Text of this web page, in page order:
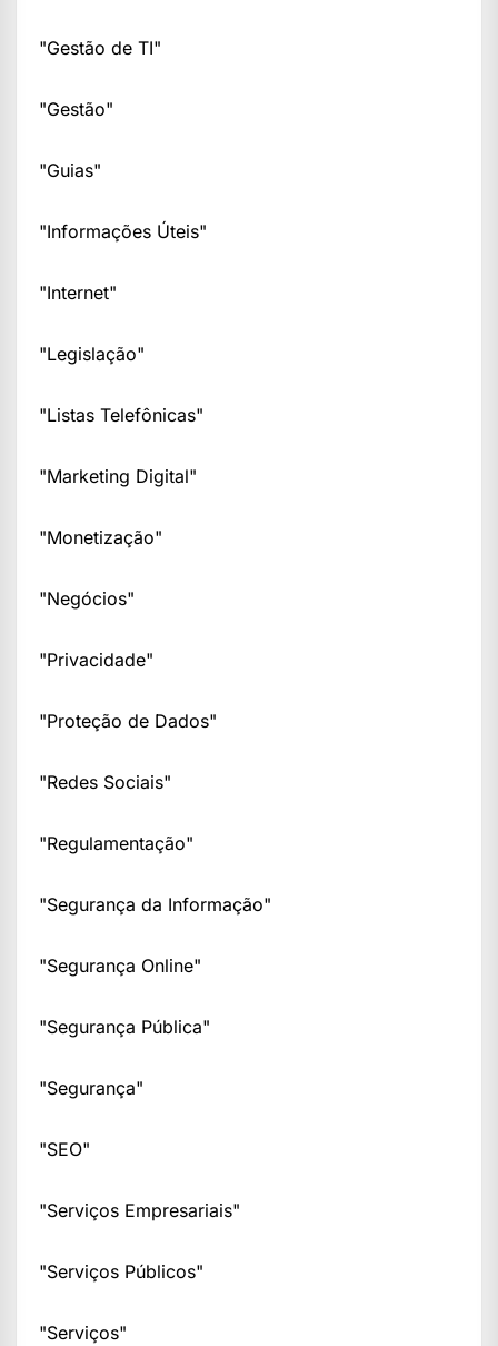
"Gestão de TI"
"Gestão"
"Guias"
"Informações Úteis"
"Internet"
"Legislação"
"Listas Telefônicas"
"Marketing Digital"
"Monetização"
"Negócios"
"Privacidade"
"Proteção de Dados"
"Redes Sociais"
"Regulamentação"
"Segurança da Informação"
"Segurança Online"
"Segurança Pública"
"Segurança"
"SEO"
"Serviços Empresariais"
"Serviços Públicos"
"Serviços"